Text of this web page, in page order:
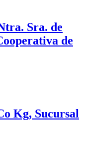
Sra. de
de
Kg, Sucursal